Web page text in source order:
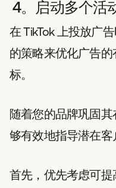
4。启动多个活
在 TikTok 上投放广
的策略来优化广告
标。
随着您的品牌巩固
够有效地指导潜在客
首先，优先考虑可